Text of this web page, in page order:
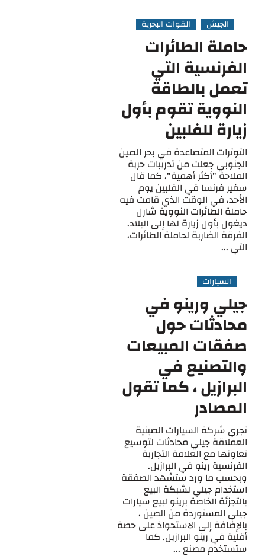
الجيش القوات البحرية
حاملة الطائرات
الفرنسية التي
تعمل بالطاقة
النووية تقوم بأول
زيارة للفلبين
التوترات المتصاعدة في بحر الصين
الجنوبي جعلت من تدريبات حرية
الملاحة "أكثر أهمية"، كما قال
سفير فرنسا في الفلبين يوم
الأحد، في الوقت الذي قامت فيه
حاملة الطائرات النووية شارل
ديغول بأول زيارة لها إلى البلاد.
الفرقة الضاربة لحاملة الطائرات،
التي ...
السيارات
جيلي ورينو في
محادثات حول
صفقات المبيعات
والتصنيع في
البرازيل ، كما تقول
المصادر
تجري شركة السيارات الصينية
العملاقة جيلي محادثات لتوسيع
تعاونها مع العلامة التجارية
الفرنسية رينو في البرازيل.
وبحسب ما ورد ستشهد الصفقة
استخدام جيلي لشبكة البيع
بالتجزئة الخاصة برينو لبيع سيارات
جيلي المستوردة من الصين ،
بالإضافة إلى الاستحواذ على حصة
أقلية في رينو البرازيل. كما
ستستخدم مصنع ...